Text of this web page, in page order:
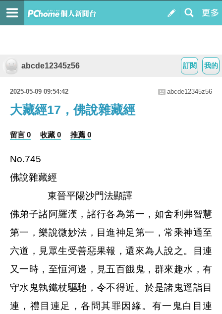
我的
訂閱
abcde12345z56
2025-05-09 09:54:42 abcde12345z56
大藏經17，佛說雜藏經
留言 0 收藏 0 推薦 0
No.745
佛說雜藏經
東晉平陽沙門法顯譯
佛弟子諸阿羅漢，諸行各為第一，如舍利弗智慧
第一，樂說微妙法，目進神足第一，常乘神通至
六道，見眾生受善惡果報，還來為人說之。目連
又一時，至恒河邊，見五百餓鬼，群來趣水，有
守水鬼執鐵杖驅馳，令不得近。於是諸鬼逕詣目
連，禮目連足，各問其罪因緣。有一鬼白目連